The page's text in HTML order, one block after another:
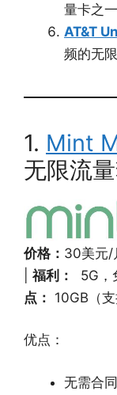
量卡之一
AT&T
频的无
1. Mint
无限流
价格： 30美元/
福利： 5G，
点： 10GB（
优点：
无需合